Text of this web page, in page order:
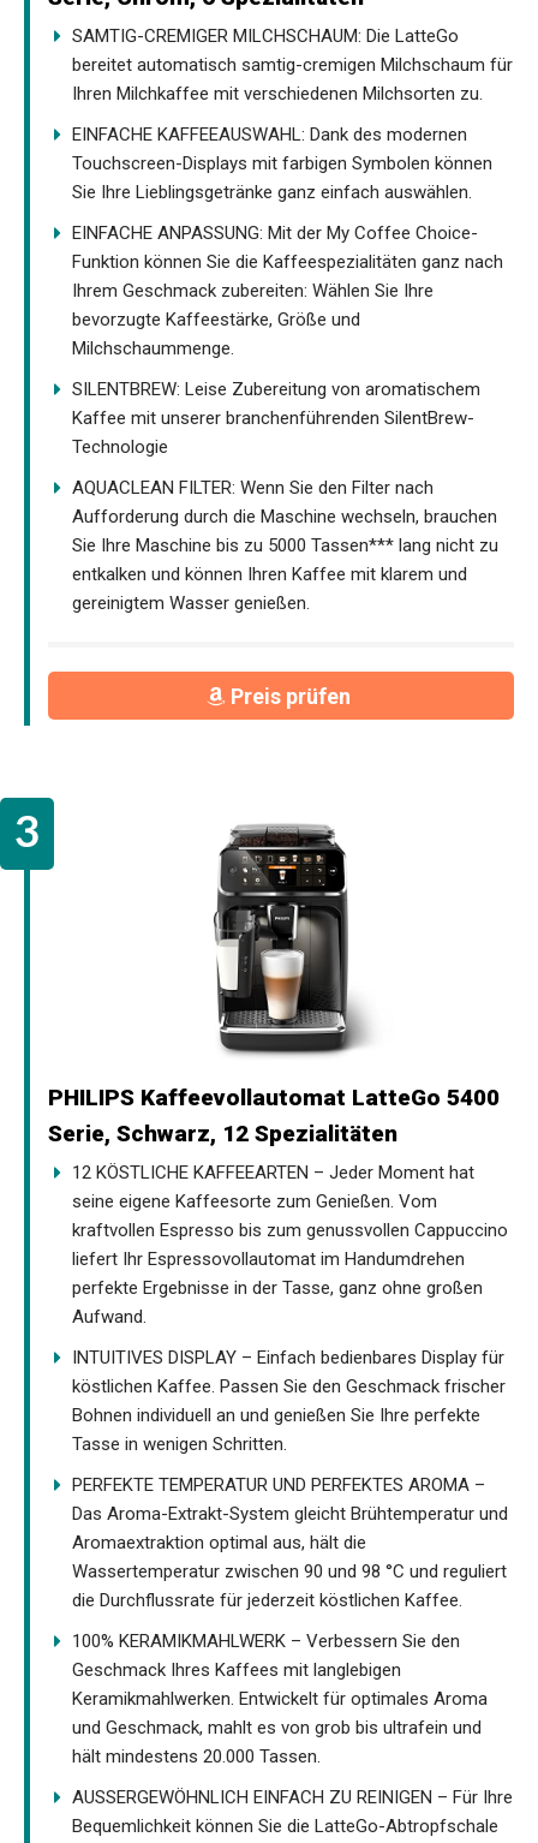
SAMTIG-CREMIGER MILCHSCHAUM: Die LatteGo
bereitet automatisch samtig-cremigen Milchschaum für
Ihren Milchkaffee mit verschiedenen Milchsorten zu.
EINFACHE KAFFEEAUSWAHL: Dank des modernen
Touchscreen-Displays mit farbigen Symbolen können
Sie Ihre Lieblingsgetränke ganz einfach auswählen.
EINFACHE ANPASSUNG: Mit der My Coffee Choice-
Funktion können Sie die Kaffeespezialitäten ganz nach
Ihrem Geschmack zubereiten: Wählen Sie Ihre
bevorzugte Kaffeestärke, Größe und
Milchschaummenge.
SILENTBREW: Leise Zubereitung von aromatischem
Kaffee mit unserer branchenführenden SilentBrew-
Technologie
AQUACLEAN FILTER: Wenn Sie den Filter nach
Aufforderung durch die Maschine wechseln, brauchen
Sie Ihre Maschine bis zu 5000 Tassen*** lang nicht zu
entkalken und können Ihren Kaffee mit klarem und
gereinigtem Wasser genießen.
Preis prüfen
PHILIPS Kaffeevollautomat LatteGo 5400
Serie, Schwarz, 12 Spezialitäten
12 KÖSTLICHE KAFFEEARTEN – Jeder Moment hat
seine eigene Kaffeesorte zum Genießen. Vom
kraftvollen Espresso bis zum genussvollen Cappuccino
liefert Ihr Espressovollautomat im Handumdrehen
perfekte Ergebnisse in der Tasse, ganz ohne großen
Aufwand.
INTUITIVES DISPLAY – Einfach bedienbares Display für
köstlichen Kaffee. Passen Sie den Geschmack frischer
Bohnen individuell an und genießen Sie Ihre perfekte
Tasse in wenigen Schritten.
PERFEKTE TEMPERATUR UND PERFEKTES AROMA –
Das Aroma-Extrakt-System gleicht Brühtemperatur und
Aromaextraktion optimal aus, hält die
Wassertemperatur zwischen 90 und 98 °C und reguliert
die Durchflussrate für jederzeit köstlichen Kaffee.
100% KERAMIKMAHLWERK – Verbessern Sie den
Geschmack Ihres Kaffees mit langlebigen
Keramikmahlwerken. Entwickelt für optimales Aroma
und Geschmack, mahlt es von grob bis ultrafein und
hält mindestens 20.000 Tassen.
AUSSERGEWÖHNLICH EINFACH ZU REINIGEN – Für Ihre
Bequemlichkeit können Sie die LatteGo-Abtropfschale